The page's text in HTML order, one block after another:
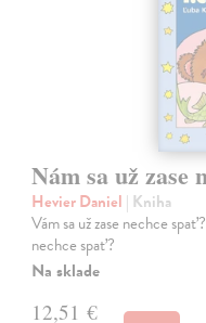
Nám sa už zase
Hevier Daniel | Kniha
Vám sa už zase nechce
nechce spať?
Na sklade
12,51 €